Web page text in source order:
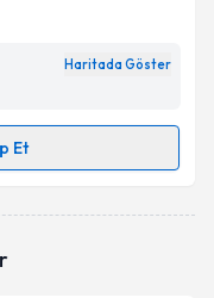
Haritada Göster
Et
randevu almanız